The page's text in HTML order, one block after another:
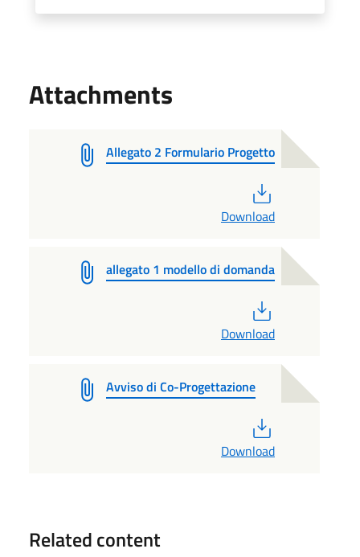
Attachments
Allegato 2 Formulario Progetto
Download
allegato 1 modello di domanda
Download
Avviso di Co-Progettazione
Download
Related content